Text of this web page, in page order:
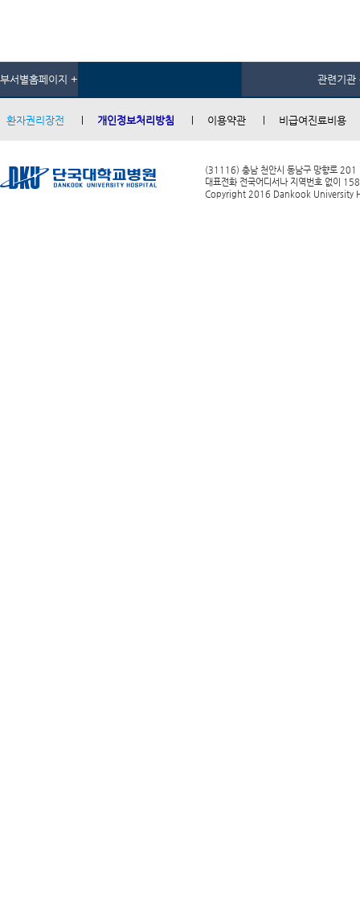
부서별홈페이지 + 관련기관
환자권리장전 개인정보처리방침 이용약관 비급여진료비용
(31116) 충남 천안시 동남구 망향로 201
대표전화 전국어디서나 지역번호 없이
Copyright 2016 Dankook University